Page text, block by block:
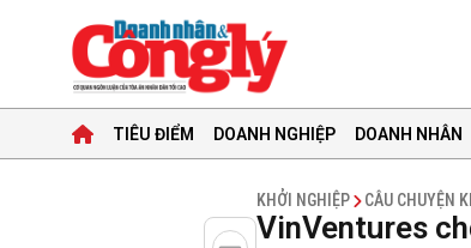
TIÊU ĐIỂM DOANH NGHIỆP DOANH NHÂN
KHỞI NGHIỆP CÂU CHUYỆN
VinVentures